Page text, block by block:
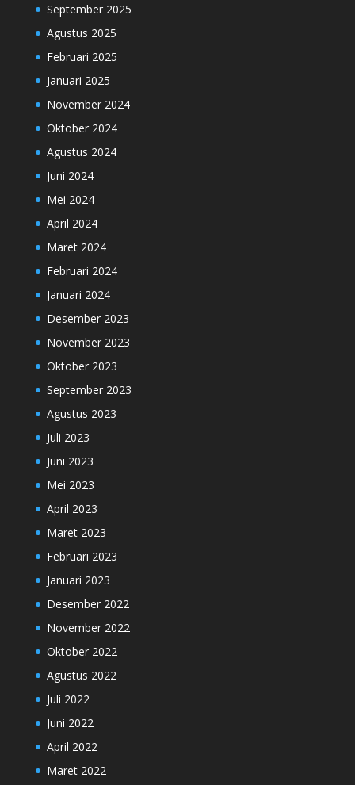
September 2025
Agustus 2025
Februari 2025
Januari 2025
November 2024
Oktober 2024
Agustus 2024
Juni 2024
Mei 2024
April 2024
Maret 2024
Februari 2024
Januari 2024
Desember 2023
November 2023
Oktober 2023
September 2023
Agustus 2023
Juli 2023
Juni 2023
Mei 2023
April 2023
Maret 2023
Februari 2023
Januari 2023
Desember 2022
November 2022
Oktober 2022
Agustus 2022
Juli 2022
Juni 2022
April 2022
Maret 2022